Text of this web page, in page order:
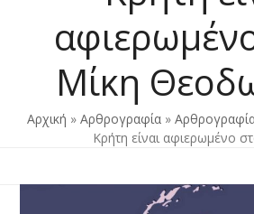
Μίκη
Αρχική » Αρθρογραφία»
Κρήτη είναι αφιερωμένο